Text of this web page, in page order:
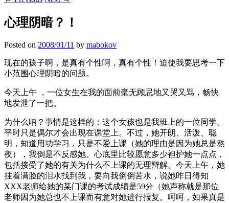
心理阴暗？！
Posted on 2008/01/11 by mabokov
现在的孩子啊，是真有个性啊，真有个性！迫使我要思考一下
小范围心理阴暗的问题。
今天上午 ，一位女生在我的面前毫无顾忌地又哭又骂，畅快
地发泄了一把。
为什么呐？事情是这样的：这个女孩也是我班上的一位同学。
平时只是偶尔才会出现在课堂上。不过，她开朗、活泼、聪
明，知道用功学习，只是不爱上课（她的理由是因为她总是熬
夜），我倒是不反感她。心底里比较愿意多少袒护她一点点，
包括接受了她的有关为什么不上课的无理辩解。今天上午，她
挂着满脸的泪水找到我，要向我倒倒苦水，说她昨日得知
XXX老师给她的某门课的考试成绩是59分（她声称就是那位
老师因为她总也不上课而有意对她进行报复。呵呵，如果真是